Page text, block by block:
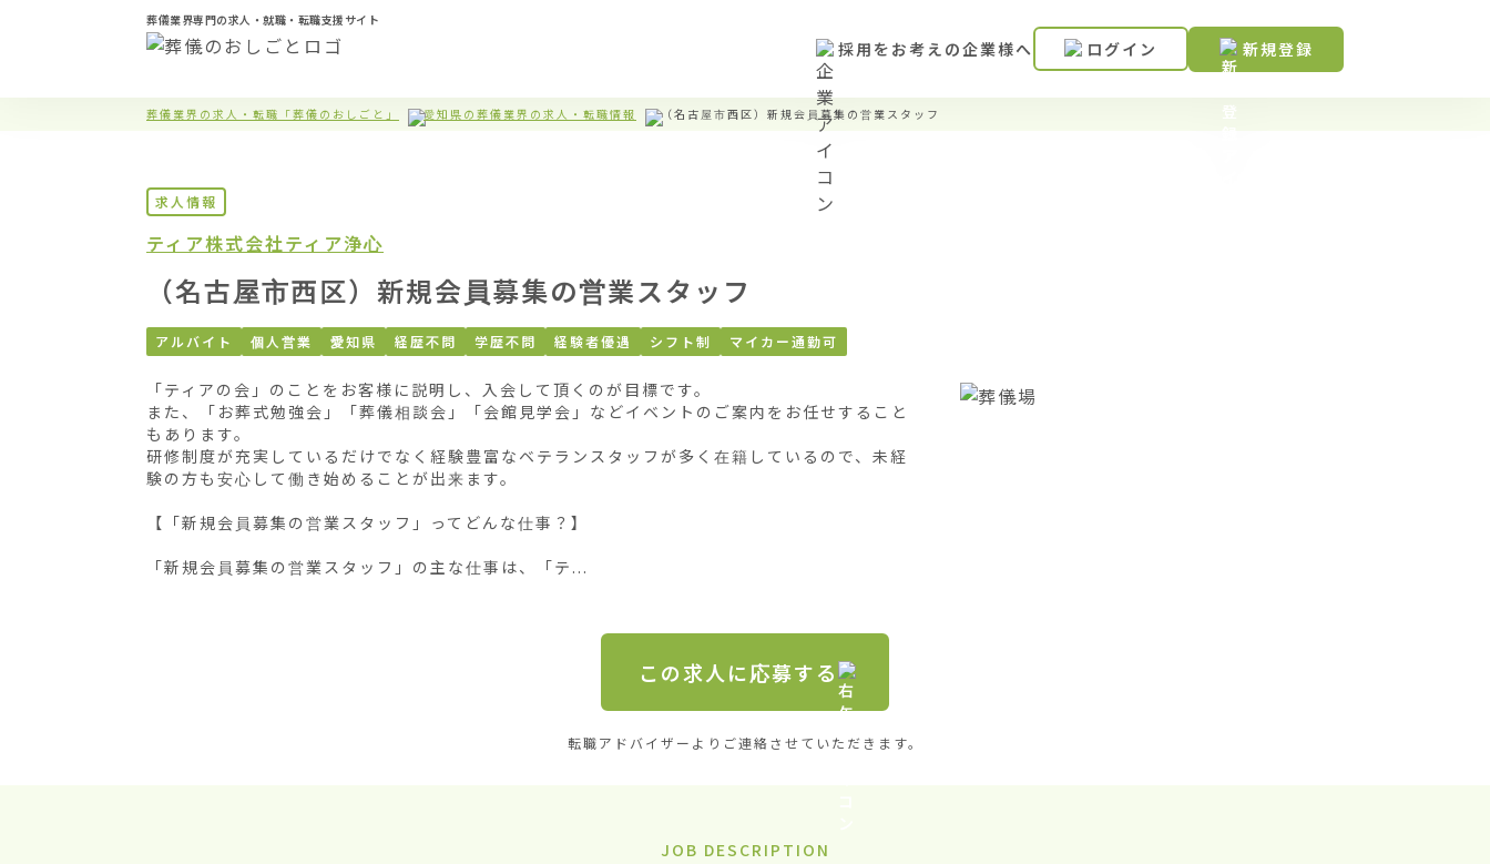
葬儀業界専門の求人・就職・転職支援サイト
採用をお考えの企業様へ ログイン 新規登録
葬儀業界の求人・転職「葬儀のおしごと」 愛知県の葬儀業界の求人・転職情報 （名古屋市西区）新規会員募集の営業スタッフ
求人情報
ティア株式会社ティア浄心
（名古屋市西区）新規会員募集の営業スタッフ
アルバイト 個人営業 愛知県 経歴不問 学歴不問 経験者優遇 シフト制 マイカー通勤可
「ティアの会」のことをお客様に説明し、入会して頂くのが目標です。
また、「お葬式勉強会」「葬儀相談会」「会館見学会」などイベントのご案内をお任せすること
もあります。
研修制度が充実しているだけでなく経験豊富なベテランスタッフが多く在籍しているので、未経
験の方も安心して働き始めることが出来ます。
【「新規会員募集の営業スタッフ」ってどんな仕事？】
「新規会員募集の営業スタッフ」の主な仕事は、「テ...
この求人に応募する
転職アドバイザーよりご連絡させていただきます。
JOB DESCRIPTION